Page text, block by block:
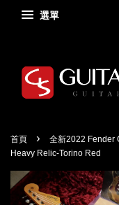
選單
首頁 ›
全新2022 Fender
Heavy Relic-Torino Red